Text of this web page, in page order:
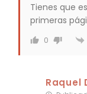
Tienes que
primeras
0
Raquel